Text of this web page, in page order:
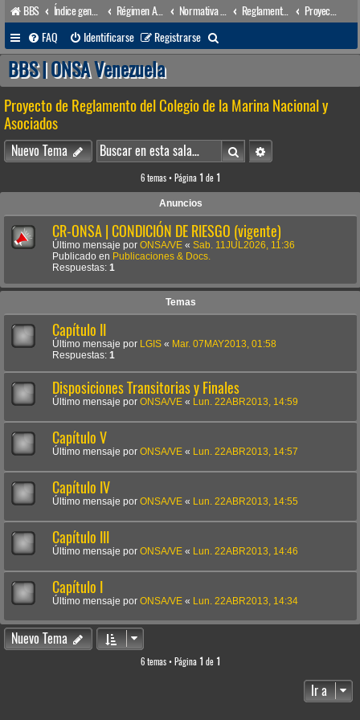
BBS Índice general Régimen Acuático venezolano Reglamentos Nacionales
FAQ
Identificarse Registrarse
u
c
r
BBS | ONSA Venezuela
Proyecto de Reglamento del Colegio de la Marina Nacional y
Asociados
Nuevo Tema BuscarBúsqueda avanzada
6 temas • Página 1 de 1
Anuncios
CR-ONSA | CONDICIÓN DE RIESGO (vigente)
Último mensaje por ONSA/VE « Sab. 11JUL2026, 11:36
Publicado en Publicaciones & Docs.
Respuestas: 1
Temas
Capítulo II
Último mensaje por LGIS « Mar. 07MAY2013, 01:58
Respuestas: 1
Disposiciones Transitorias y Finales
Último mensaje por ONSA/VE « Lun. 22ABR2013, 14:59
Capítulo V
Último mensaje por ONSA/VE « Lun. 22ABR2013, 14:57
Capítulo IV
Último mensaje por ONSA/VE « Lun. 22ABR2013, 14:55
Capítulo III
Último mensaje por ONSA/VE « Lun. 22ABR2013, 14:46
Capítulo I
Último mensaje por ONSA/VE « Lun. 22ABR2013, 14:34
Nuevo Tema
6 temas • Página 1 de 1
Ir a